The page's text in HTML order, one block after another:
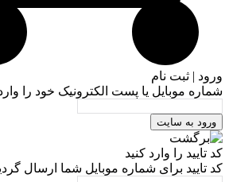
ورود | ثبت نام
شماره موبایل یا پست الکترونیک خود را
ورود به سایت
کد تایید را وارد کنید
کد تایید برای شماره موبایل شما ارسال